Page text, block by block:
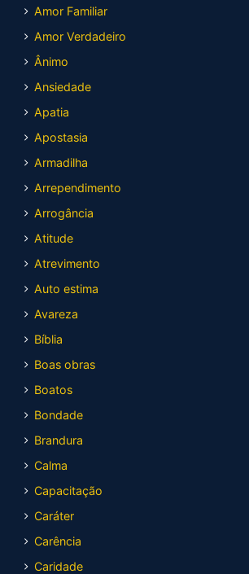
Amor Familiar
Amor Verdadeiro
Ânimo
Ansiedade
Apatia
Apostasia
Armadilha
Arrependimento
Arrogância
Atitude
Atrevimento
Auto estima
Avareza
Bíblia
Boas obras
Boatos
Bondade
Brandura
Calma
Capacitação
Caráter
Carência
Caridade